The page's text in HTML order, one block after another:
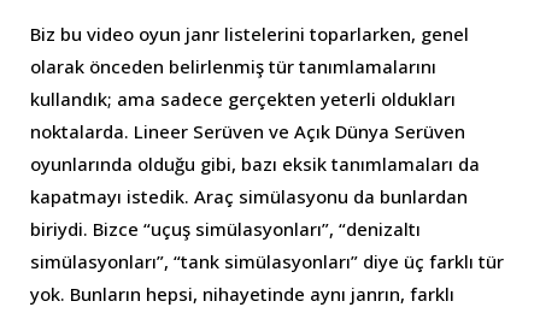
Biz bu video oyun janr listelerini toparlarken, genel
olarak önceden belirlenmiş tür tanımlamalarını
kullandık; ama sadece gerçekten yeterli oldukları
noktalarda. Lineer Serüven ve Açık Dünya Serüven
oyunlarında olduğu gibi, bazı eksik tanımlamaları da
kapatmayı istedik. Araç simülasyonu da bunlardan
biriydi. Bizce “uçuş simülasyonları”, “denizaltı
simülasyonları”, “tank simülasyonları” diye üç farklı tür
yok. Bunların hepsi, nihayetinde aynı janrın, farklı